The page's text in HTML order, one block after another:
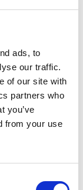
ads, to
our traffic.
of our site with
partners who
you’ve
from your use
Zelf afhalen is